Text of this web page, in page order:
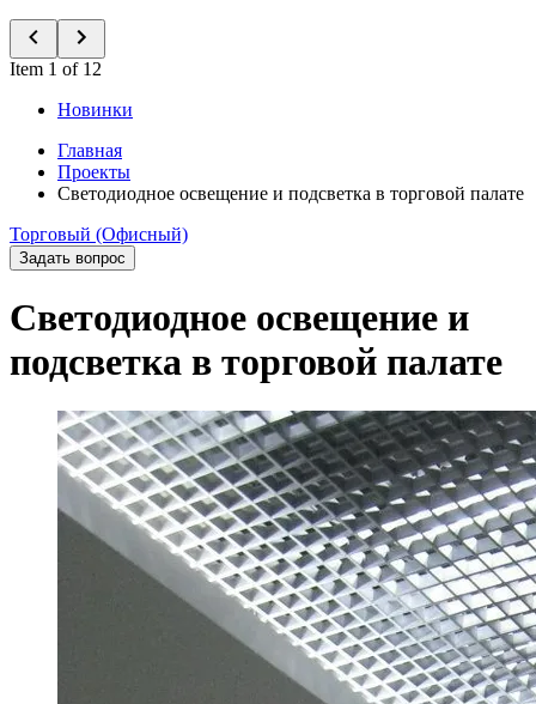
Item 1 of 12
Новинки
Главная
Проекты
Светодиодное освещение и подсветка в торговой палате
Торговый (Офисный)
Задать вопрос
Светодиодное освещение и
подсветка в торговой палате